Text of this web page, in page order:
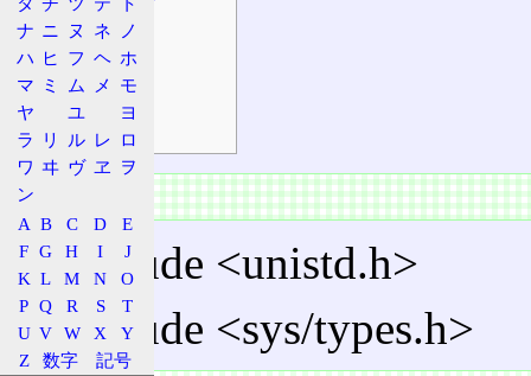
特徴
用途
サフィックス
書式
#include <unistd.h>
#include <sys/types.h>
ナ ニ ヌ ネ
ノ
ハ ヒ フ ヘ ホ
マ ミ ム メ
モ
ヤ
ユ
ヨ
ラ
リ ル レ ロ
ワ ヰ ヴ ヱ
ヲ
ン
A B C D
E
F G H I
J
K L M N
O
P Q R S
T
U V W X
Y
Z
数字 記号